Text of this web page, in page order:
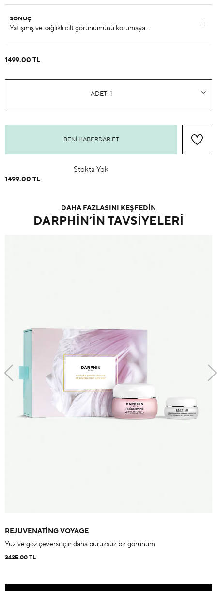
SONUÇ
1499.00 TL
BENI HABERDAR ET
Stokta Yok
1499.00 TL
DAHA FAZLASINI KEŞFEDİN
DARPHIN’IN TAVSIYELERI
REJUVENATING VOYAGE
Yüz ve göz çeversi için daha pürüzsüz bir görünüm
3425.00 TL